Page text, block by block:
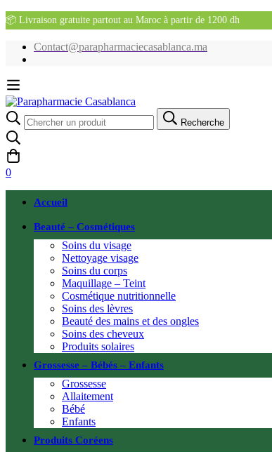
📦 Livraison gratuite partout au Maroc à partir de 1200 dh
Contact@parapharmaciecasablanca.ma
Recherche
pour:
Recherche
0
Accueil
Beauté – Cosmétiques
Soins du visage
Nettoyage visage
Soins du corps
Maquillage – Teint
Cosmétique nutritionnelle
Soins des lèvres
Beauté des mains et des ongles
Soins des cheveux
Produits solaires
Grossesse – Bébés – Enfants
Grossesse
Allaitement
Bébé
Enfants
Produits Coréens